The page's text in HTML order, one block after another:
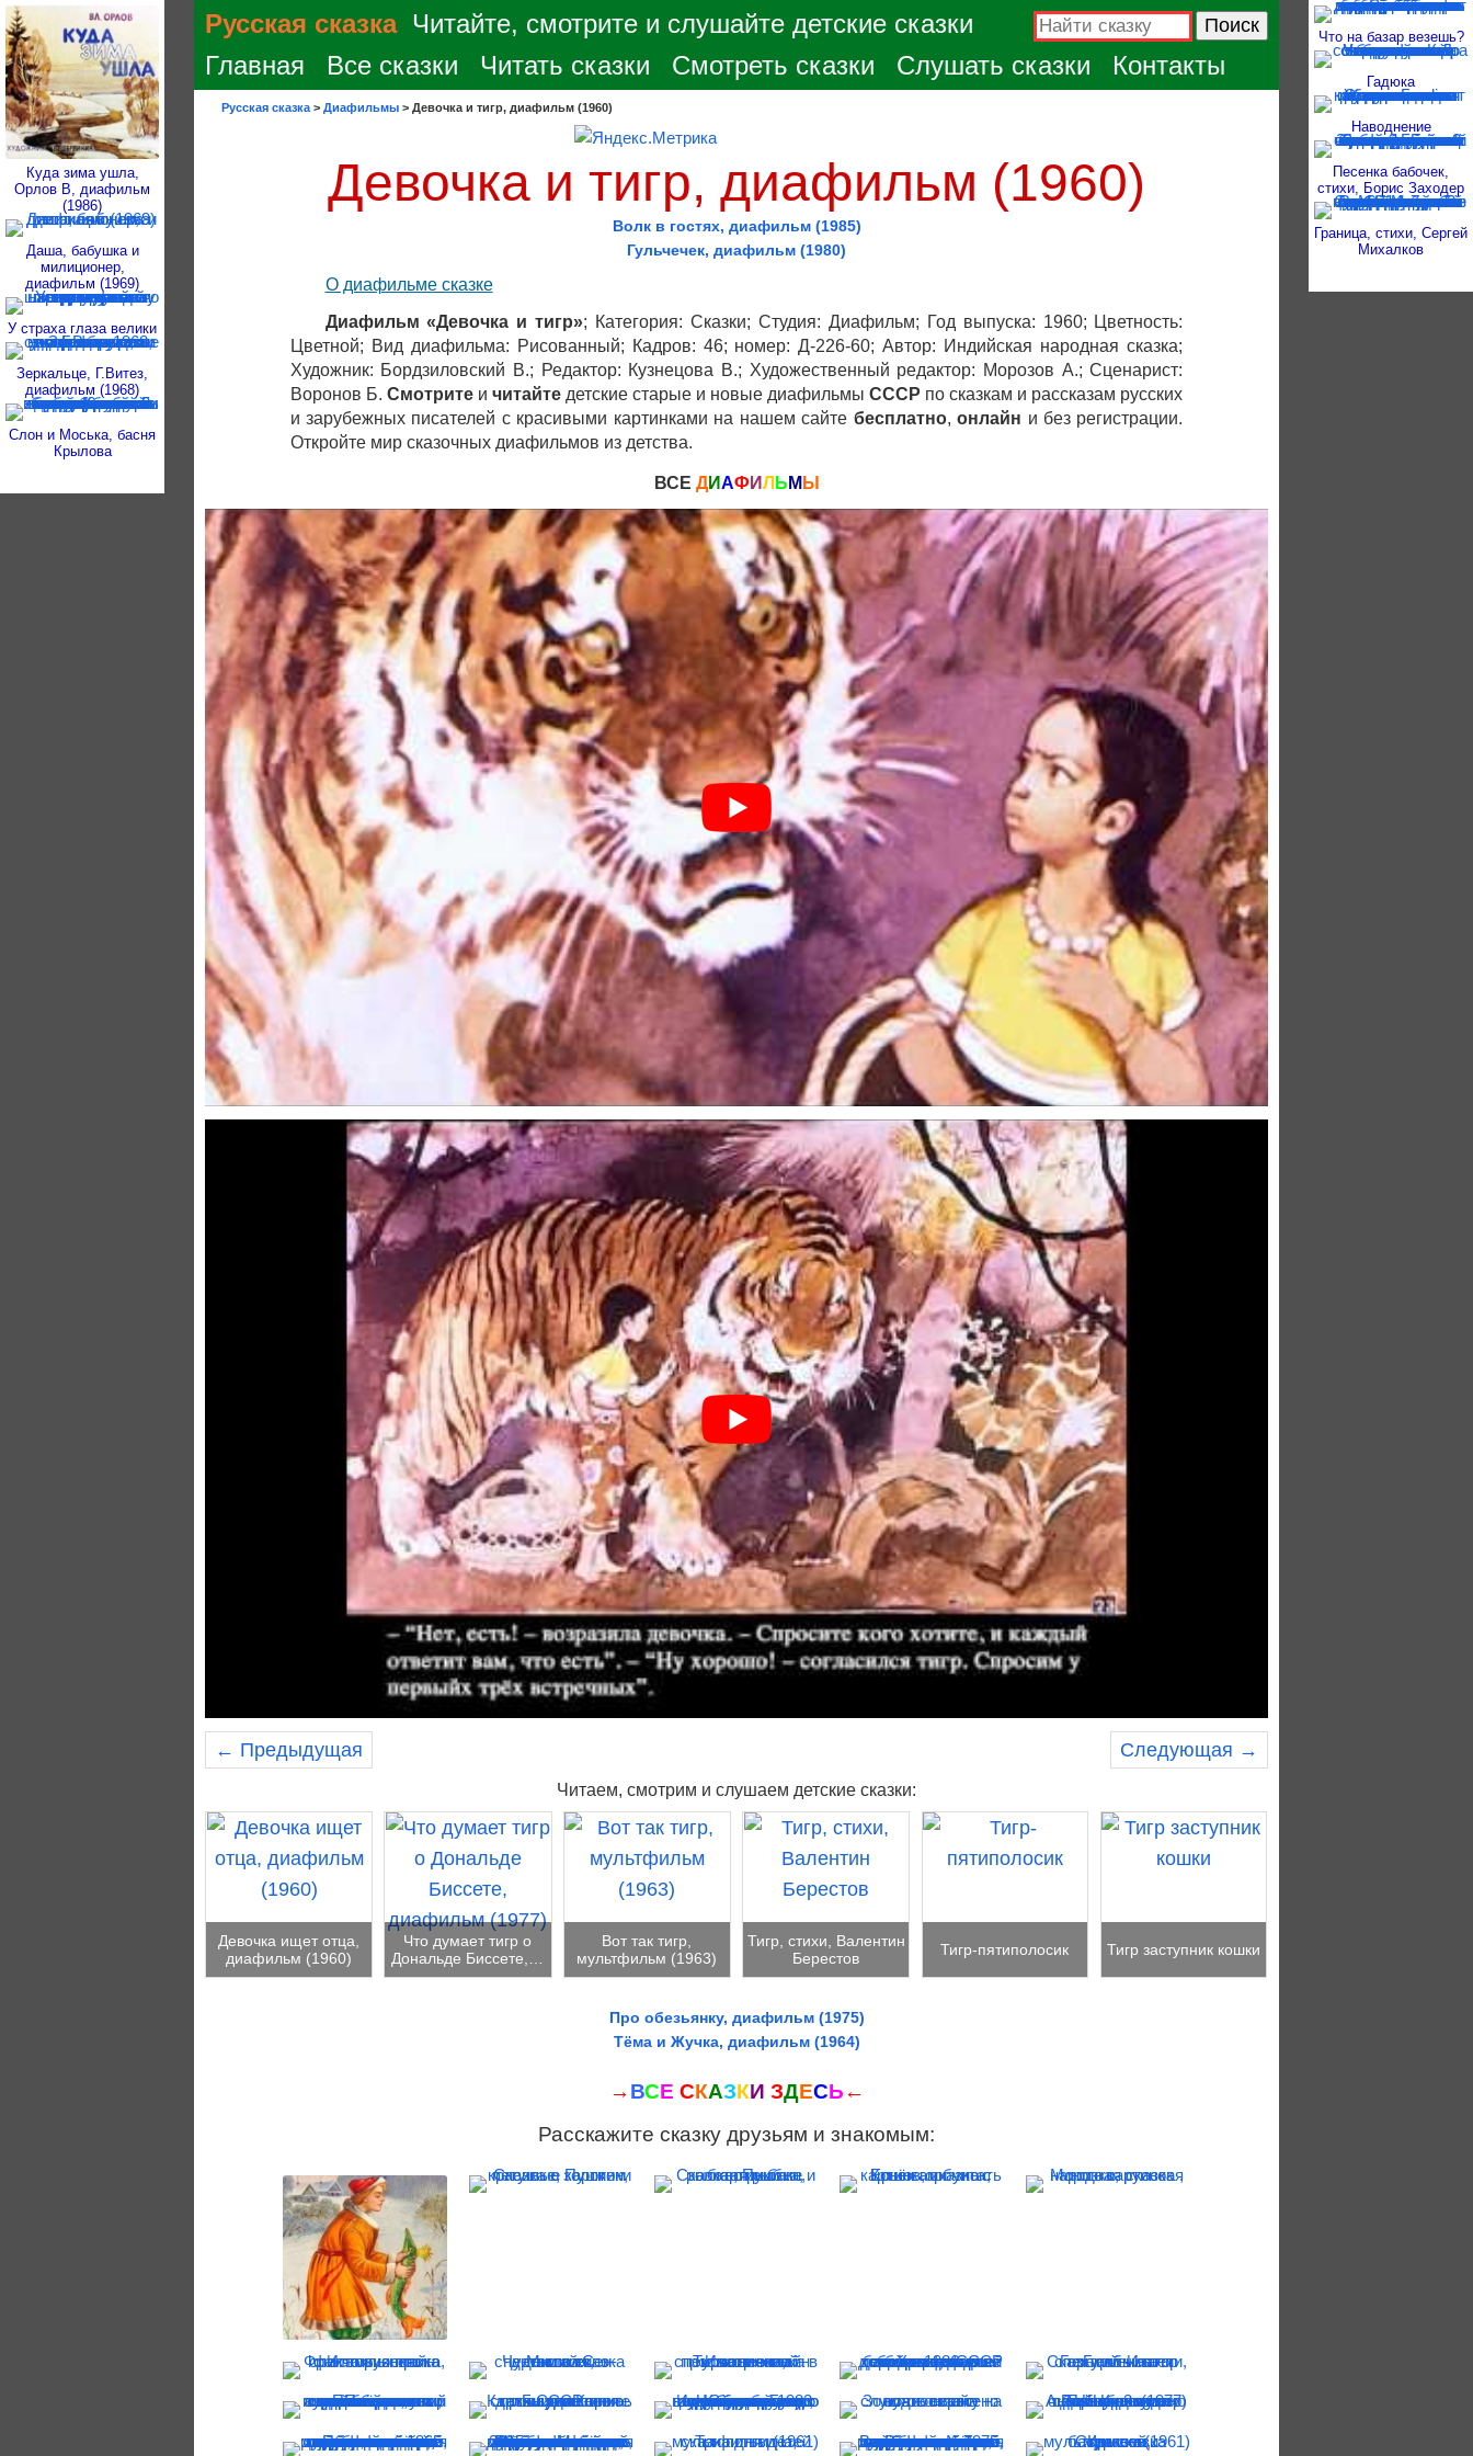
Куда зима ушла,
Орлов В, диафильм
(1986)
Даша, бабушка и
милиционер,
диафильм (1969)
У страха глаза велики
Зеркальце, Г.Витез,
диафильм (1968)
Слон и Моська, басня
Крылова
Что на базар везешь?
Гадюка
Наводнение
Песенка бабочек,
стихи, Борис Заходер
Граница, стихи, Сергей
Михалков
Русская сказка Читайте, смотрите и слушайте детские сказки
Главная
Все сказки Читать сказки Смотреть сказки Слушать сказки Контакты
Русская сказка > Диафильмы > Девочка и тигр, диафильм (1960)
Девочка и тигр, диафильм (1960)
Волк в гостях, диафильм (1985)
Гульчечек, диафильм (1980)
О диафильме сказке
Диафильм «Девочка и тигр»; Категория: Сказки; Студия: Диафильм; Год выпуска: 1960; Цветность:
Цветной; Вид диафильма: Рисованный; Кадров: 46; номер: Д-226-60; Автор: Индийская народная сказка;
Художник: Бордзиловский В.; Редактор: Кузнецова В.; Художественный редактор: Морозов А.; Сценарист:
Воронов Б. Смотритеи читайтедетские старые и новые диафильмыСССР по сказкам и рассказам русских
и зарубежных писателей с красивыми картинками на нашем сайте бесплатно,онлайн и без регистрации.
Откройте мир сказочных диафильмов из детства.
ВСЕ ДИАФ ИЛ Ь М Ы
← Предыдущая Следующая →
Читаем, смотрим и слушаем детские сказки:
Девочка ищет отца,
диафильм (1960)
Что думает тигр о
Дональде Биссете,…
Вот так тигр,
мультфильм (1963)
Тигр, стихи, Валентин
Берестов
Тигр-пятиполосик Тигр заступник кошки
Про обезьянку, диафильм (1975)
Тёма и Жучка, диафильм (1964)
→ ВСЕ СКАЗКИ ЗДЕСЬ ←
Расскажите сказку друзьям и знакомым: